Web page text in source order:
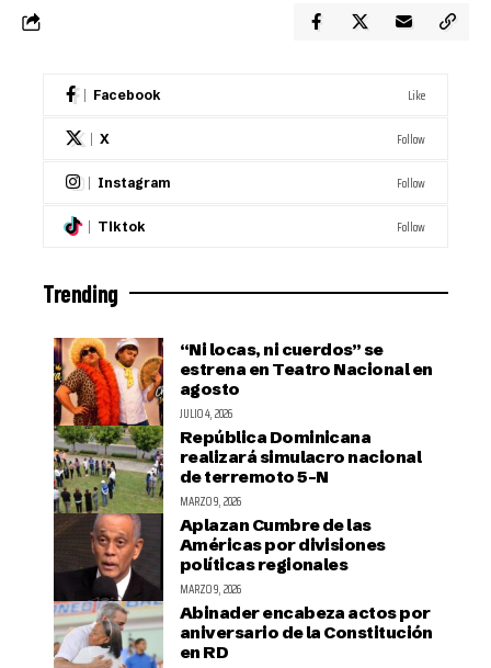
Facebook Like
X Follow
Instagram Follow
Tiktok Follow
Trending
“Ni locas, ni cuerdos” se
estrena en Teatro Nacional en
agosto
JULIO 4, 2026
República Dominicana
realizará simulacro nacional
de terremoto 5-N
MARZO 9, 2026
Aplazan Cumbre de las
Américas por divisiones
políticas regionales
MARZO 9, 2026
Abinader encabeza actos por
aniversario de la Constitución
en RD